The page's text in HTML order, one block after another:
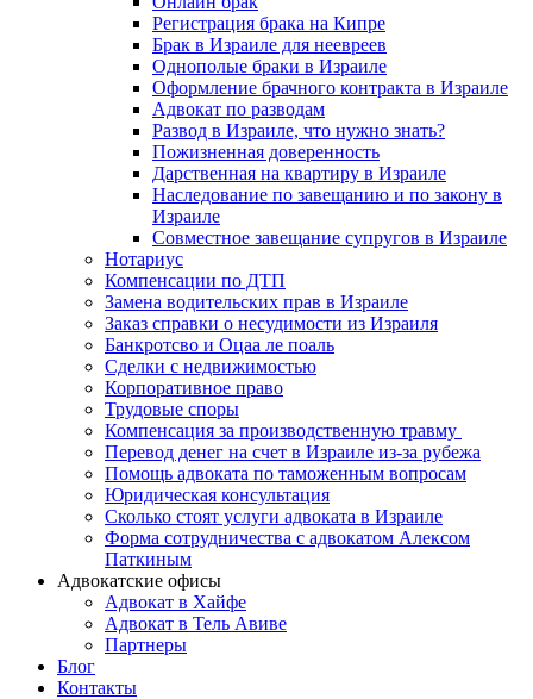
Регистрация брака на Кипре
Брак в Израиле для неевреев
Однополые браки в Израиле
Оформление брачного контракта в Израиле
Адвокат по разводам
Развод в Израиле, что нужно знать?
Пожизненная доверенность
Дарственная на квартиру в Израиле
Наследование по завещанию и по закону в
Израиле
Совместное завещание супругов в Израиле
Нотариус
Компенсации по ДТП
Замена водительских прав в Израиле
Заказ справки о несудимости из Израиля
Банкротсво и Оцаа ле поаль
Сделки с недвижимостью
Корпоративное право
Трудовые споры
Компенсация за производственную травму
Перевод денег на счет в Израиле из-за рубежа
Помощь адвоката по таможенным вопросам
Юридическая консультация
Сколько стоят услуги адвоката в Израиле
Форма сотрудничества с адвокатом Алексом
Паткиным
Адвокатские офисы
Адвокат в Хайфе
Адвокат в Тель Авиве
Партнеры
Блог
Контакты